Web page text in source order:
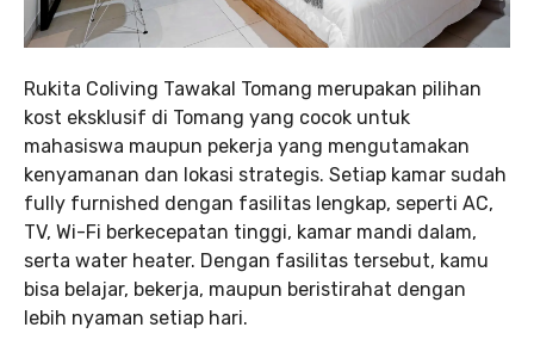
Rukita Coliving Tawakal Tomang merupakan pilihan
kost eksklusif di Tomang yang cocok untuk
mahasiswa maupun pekerja yang mengutamakan
kenyamanan dan lokasi strategis. Setiap kamar sudah
fully furnished dengan fasilitas lengkap, seperti AC,
TV, Wi-Fi berkecepatan tinggi, kamar mandi dalam,
serta water heater. Dengan fasilitas tersebut, kamu
bisa belajar, bekerja, maupun beristirahat dengan
lebih nyaman setiap hari.